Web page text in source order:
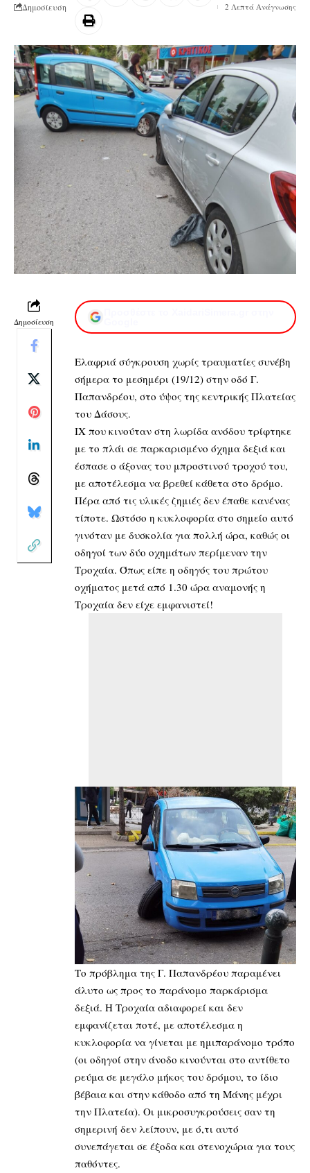
Δημοσίευση 2 Λεπτά Ανάγνωσης
Δημοσίευση
Ελαφριά σύγκρουση χωρίς τραυματίες συνέβη
σήμερα το μεσημέρι (19/12) στην οδό Γ.
Παπανδρέου, στο ύψος της κεντρικής Πλατείας
του Δάσους.
ΙΧ που κινούταν στη λωρίδα ανόδου τρίφτηκε
με το πλάι σε παρκαρισμένο όχημα δεξιά και
έσπασε ο άξονας του μπροστινού τροχού του,
με αποτέλεσμα να βρεθεί κάθετα στο δρόμο.
Πέρα από τις υλικές ζημιές δεν έπαθε κανένας
τίποτε. Ωστόσο η κυκλοφορία στο σημείο αυτό
γινόταν με δυσκολία για πολλή ώρα, καθώς οι
οδηγοί των δύο οχημάτων περίμεναν την
Τροχαία. Όπως είπε η οδηγός του πρώτου
οχήματος μετά από 1.30 ώρα αναμονής η
Τροχαία δεν είχε εμφανιστεί!
Το πρόβλημα της Γ. Παπανδρέου παραμένει
άλυτο ως προς το παράνομο παρκάρισμα
δεξιά. Η Τροχαία αδιαφορεί και δεν
εμφανίζεται ποτέ, με αποτέλεσμα η
κυκλοφορία να γίνεται με ημιπαράνομο τρόπο
(οι οδηγοί στην άνοδο κινούνται στο αντίθετο
ρεύμα σε μεγάλο μήκος του δρόμου, το ίδιο
βέβαια και στην κάθοδο από τη Μάνης μέχρι
την Πλατεία). Οι μικροσυγκρούσεις σαν τη
σημερινή δεν λείπουν, με ό,τι αυτό
συνεπάγεται σε έξοδα και στενοχώρια για τους
παθόντες.